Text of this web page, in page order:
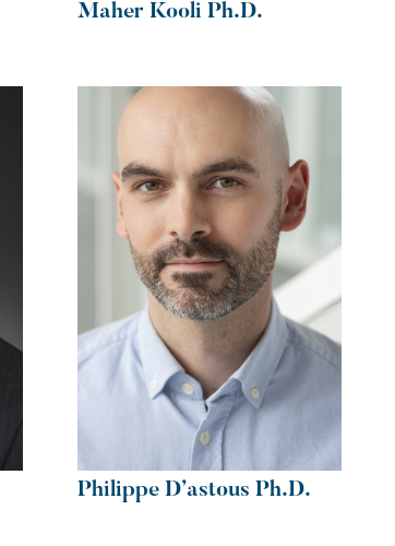
Maher Kooli Ph.D.
Philippe D’astous Ph.D.